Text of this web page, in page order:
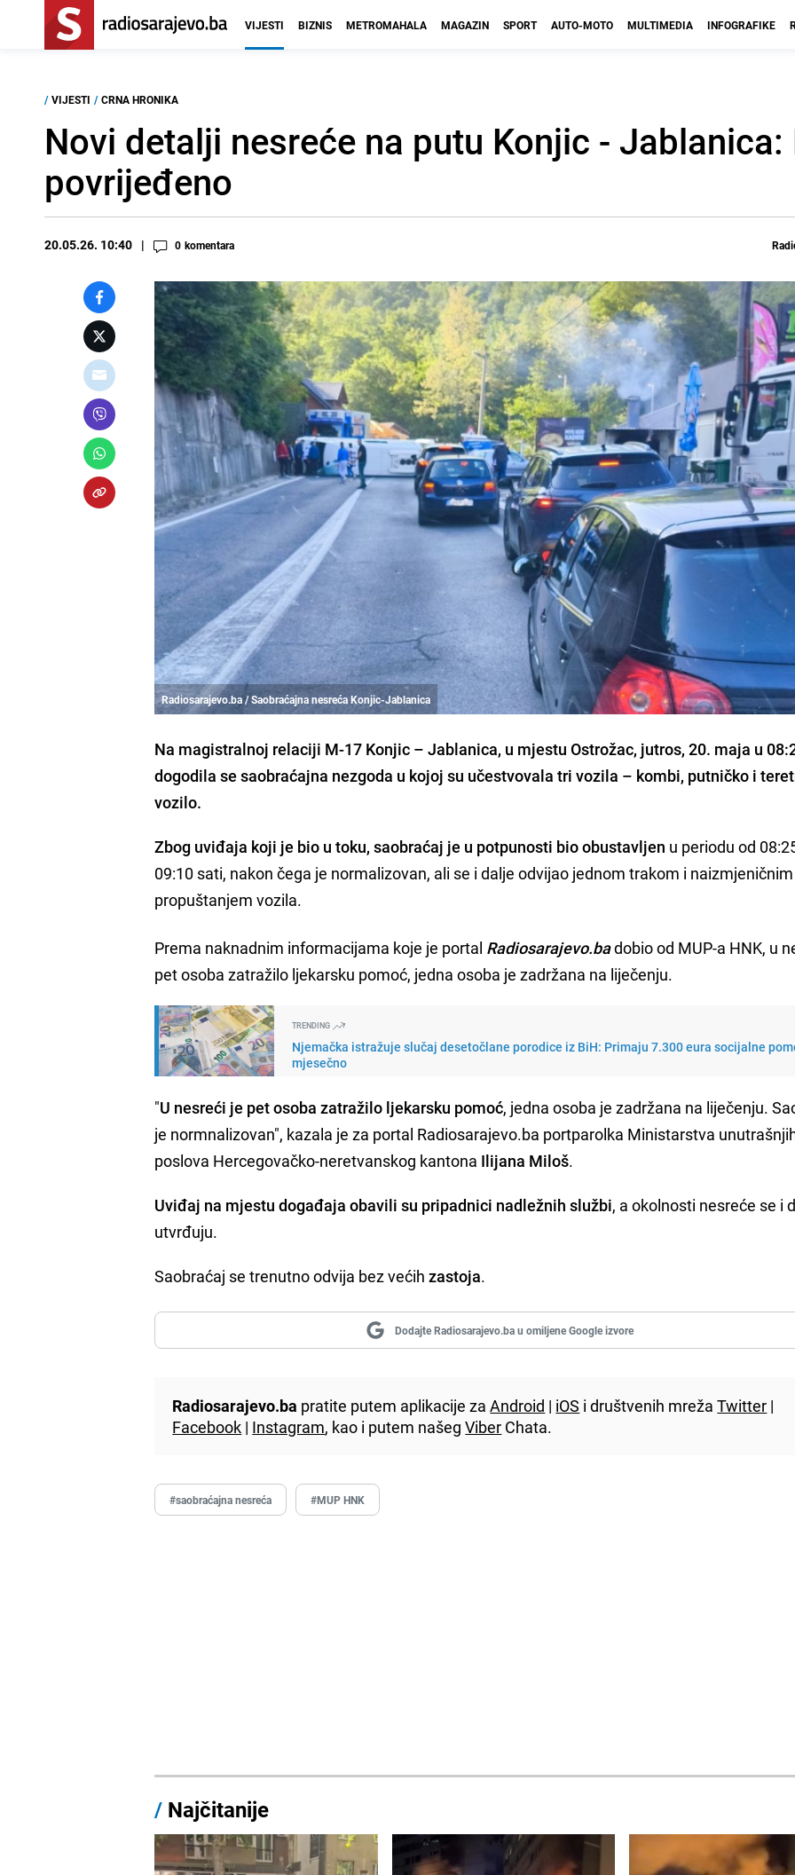
VIJESTI BIZNIS METROMAHALA MAGAZIN SPORT AUTO-MOTO MULTIMEDIA INFOGRAFIKE
/ VIJESTI / CRNA HRONIKA
Novi detalji nesreće na putu Konjic -
povrijeđeno
20.05.26. 10:40 0 komentara
Radiosarajevo.ba / Saobraćajna nesreća Konjic-Jablanica
Na magistralnoj relaciji M-17 Konjic – Jablanica, u mjestu Ostrožac, jutros, 20. maja u
dogodila se saobraćajna nezgoda u kojoj su učestvovala tri vozila – kombi, putničko i
vozilo.
Zbog uviđaja koji je bio u toku, saobraćaj je u potpunosti bio obustavljen u periodu od
09:10 sati, nakon čega je normalizovan, ali se i dalje odvijao jednom trakom i naizmjeničnim
propuštanjem vozila.
Prema naknadnim informacijama koje je portal Radiosarajevo.badobio od MUP-a HNK, u
pet osoba zatražilo ljekarsku pomoć, jedna osoba je zadržana na liječenju.
TRENDING
Njemačka istražuje slučaj desetočlane porodice iz BiH: Primaju 7.300 eura socijalne
mjesečno
"U nesreći je pet osoba zatražilo ljekarsku pomoć, jedna osoba je zadržana na liječenju.
je normnalizovan", kazala je za portal Radiosarajevo.ba portparolka Ministarstva
poslova Hercegovačko-neretvanskog kantona Ilijana Miloš.
Uviđaj na mjestu događaja obavili su pripadnici nadležnih službi, a okolnosti nesreće se i
utvrđuju.
Saobraćaj se trenutno odvija bez većihzastoja.
Dodajte Radiosarajevo.ba u omiljene Google izvore
Radiosarajevo.ba pratite putem aplikacije zaAndroid | iOS i društvenih mrežaTwitter |
Facebook | Instagram, kao i putem našegViber Chata.
#saobraćajna nesreća #MUP HNK
/ Najčitanije